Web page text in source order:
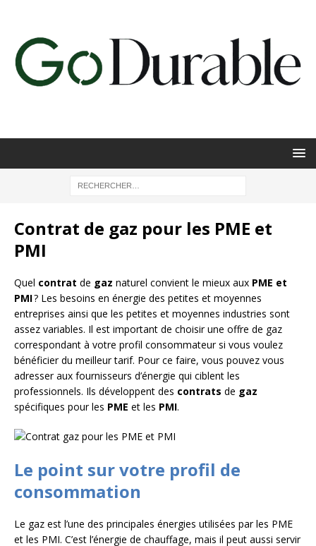
Contrat de gaz pour les PME et
PMI
Quel contrat de gaz naturel convient le mieux aux PME et
PMI? Les besoins en énergie des petites et moyennes
entreprises ainsi que les petites et moyennes industries sont
assez variables. Il est important de choisir une offre de gaz
correspondant à votre profil consommateur si vous voulez
bénéficier du meilleur tarif. Pour ce faire, vous pouvez vous
adresser aux fournisseurs d’énergie qui ciblent les
professionnels. Ils développent des contrats de gaz
spécifiques pour les PME et les PMI.
Le point sur votre profil de
consommation
Le gaz est l’une des principales énergies utilisées par les PME
et les PMI. C’est l’énergie de chauffage, mais il peut aussi servir